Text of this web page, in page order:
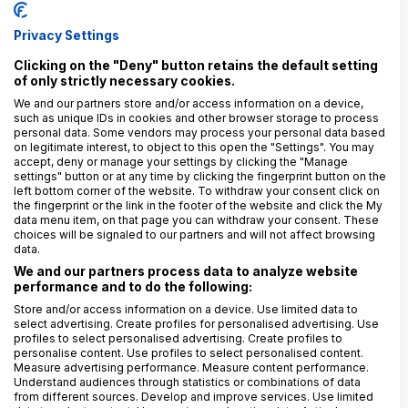
Stává se, že ti někdo kvůli tvé práci vyhrožuje GDPR
s využitím GDPR práv získat informace o zdroji
tvých zpráv atd.?
Ondřej Šlechta: Nestalo, ale trochu to rozvedu. Teď
nechci prozrazovat více, než je nezbytně nutné, ale
tvrdím, že kdo se chce zabývat problematikou OSINT,
měl by věnovat mimořádnou pozornost i zásadám
operační bezpečnosti, tedy chovat se a pohybovat
v informačním prostoru takovým způsobem, který
minimalizuje digitální stopu daného vyšetřovatele a
snižuje tak riziko úniku osobních údajů a dalších
citlivých informací.
Často jsou našimi klienty zahraniční konzultační a
zpravodajské společnosti, které nemají kapacity na
území ČR nebo Slovenska a my fungujeme jako jejich
Privacy Settings
Clicking on the "Deny" button retains the default setting
of only strictly necessary cookies.
We and our partners store and/or access information on a device,
such as unique IDs in cookies and other browser storage to process
personal data. Some vendors may process your personal data based
on legitimate interest, to object to this open the "Settings". You may
accept, deny or manage your settings by clicking the "Manage
settings" button or at any time by clicking the fingerprint button on the
left bottom corner of the website. To withdraw your consent click on
the fingerprint or the link in the footer of the website and click the My
data menu item, on that page you can withdraw your consent. These
choices will be signaled to our partners and will not affect browsing
data.
We and our partners process data to analyze website
performance and to do the following:
Store and/or access information on a device. Use limited data to
select advertising. Create profiles for personalised advertising. Use
profiles to select personalised advertising. Create profiles to
personalise content. Use profiles to select personalised content.
Measure advertising performance. Measure content performance.
Understand audiences through statistics or combinations of data
from different sources. Develop and improve services. Use limited